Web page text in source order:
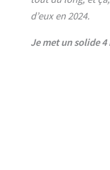
d’eux en 2024.
Je met un solide